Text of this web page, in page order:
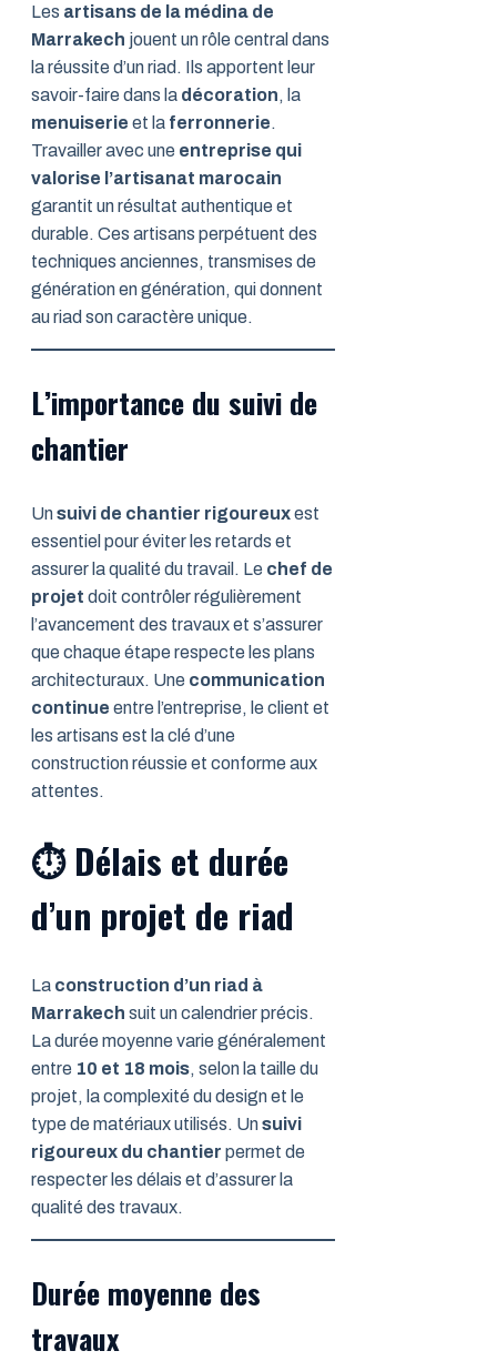
Les artisans de la médina de
Marrakech jouent un rôle central dans
la réussite d’un riad. Ils apportent leur
savoir-faire dans la décoration, la
menuiserie et la ferronnerie.
Travailler avec une entreprise qui
valorise l’artisanat marocain
garantit un résultat authentique et
durable. Ces artisans perpétuent des
techniques anciennes, transmises de
génération en génération, qui donnent
au riad son caractère unique.
L’importance du suivi de
chantier
Unsuivi de chantier rigoureuxest
essentiel pour éviter les retards et
assurer la qualité du travail. Le chef de
projet doit contrôler régulièrement
l’avancement des travaux et s’assurer
que chaque étape respecte les plans
architecturaux. Une communication
continue entre l’entreprise, le client et
les artisans est la clé d’une
construction réussie et conforme aux
attentes.
⏱️Délais et durée
d’un projet de riad
La construction d’un riad à
Marrakech suit un calendrier précis.
La durée moyenne varie généralement
entre 10 et 18 mois, selon la taille du
projet, la complexité du design et le
type de matériaux utilisés. Unsuivi
rigoureux du chantier permet de
respecter les délais et d’assurer la
qualité des travaux.
Durée moyenne des
travaux